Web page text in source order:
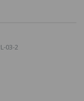
03-2